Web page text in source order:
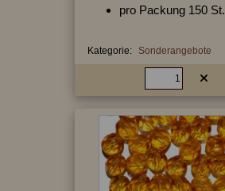
pro Packung 150 St.
Kategorie: Sonderangebote